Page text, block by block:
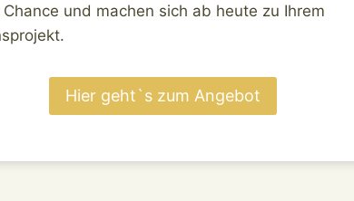
Chance und machen sich ab heute zu Ihrem
Hier geht`s zum Angebot